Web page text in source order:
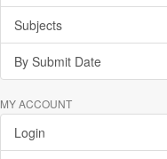
Subjects
By Submit Date
MY ACCOUNT
Login